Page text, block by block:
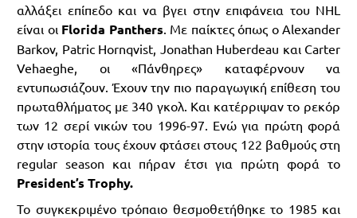
αλλάξει επίπεδο και να βγει στην επιφάνεια του NHL
είναι οι Florida Panthers. Με παίκτες όπως ο Alexander
Barkov, Patric Hornqvist, Jonathan Huberdeau και Carter
Vehaeghe, οι «Πάνθηρες» καταφέρνουν να
εντυπωσιάζουν. Έχουν την πιο παραγωγική επίθεση του
πρωταθλήματος με 340 γκολ. Και κατέρριψαν το ρεκόρ
των 12 σερί νικών του 1996-97. Ενώ για πρώτη φορά
στην ιστορία τους έχουν φτάσει στους 122 βαθμούς στη
regular season και πήραν έτσι για πρώτη φορά το
President’s Trophy.
Το συγκεκριμένο τρόπαιο θεσμοθετήθηκε το 1985 και